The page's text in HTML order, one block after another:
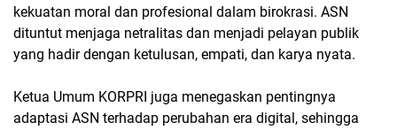
kekuatan moral dan profesional dalam birokrasi. ASN
dituntut menjaga netralitas dan menjadi pelayan publik
yang hadir dengan ketulusan, empati, dan karya nyata.
Ketua Umum KORPRI juga menegaskan pentingnya
adaptasi ASN terhadap perubahan era digital, sehingga